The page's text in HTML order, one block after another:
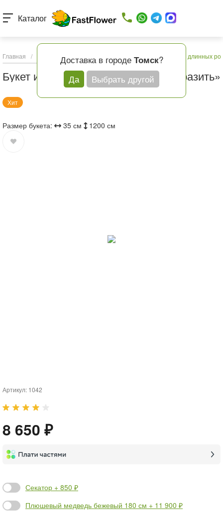
Доставка в городе Томск?
Да
Выбрать другой
Каталог
Главная / Каталог товаров Букеты с доставкой Букет из длинных
Букет из длинных роз «Желание поразить»
Хит
Размер букета: 35 см 1200 см
Артикул: 1042
8 650 ₽
Секатор + 850 ₽
Плюшевый медведь бежевый 180 см + 11 900 ₽